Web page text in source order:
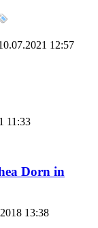
12:57
11:33
Dorn in
13:38